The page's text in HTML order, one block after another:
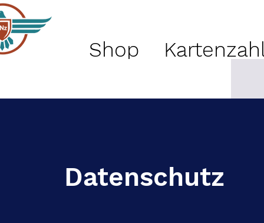
Shop
Datenschutz